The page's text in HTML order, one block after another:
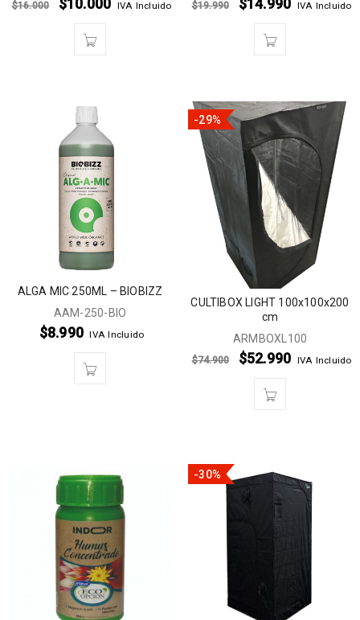
$16.000 $10.000 IVA Incluido $19.990 $14.990 IVA Incluido
ALGA MIC 250ML – BIOBIZZ
AAM-250-BIO
$8.990 IVA Incluido
-29%
CULTIBOX LIGHT 100x100x200
cm
ARMBOXL100
$74.900 $52.990 IVA Incluido
-30%